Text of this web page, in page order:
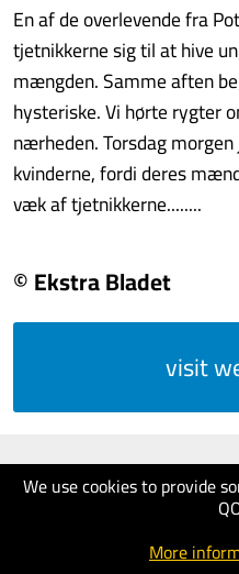
We use cookies to provide
More
En af de overlevende fra
tjetnikkerne sig til at hive
mængden. Samme aften
hysteriske. Vi hørte rygter
nærheden. Torsdag
kvinderne, fordi deres
væk af tjetnikkerne........
© Ekstra Bladet
visit